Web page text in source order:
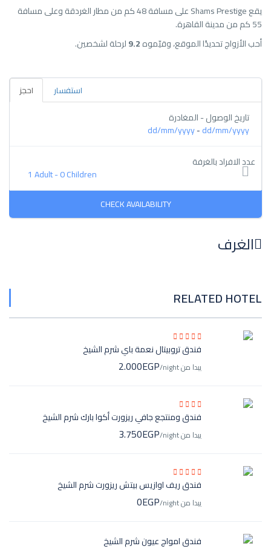
يقع Shams Prestige على مسافة 48 كم من مطار الغردقة وعلى مسافة
55 كم من مدينة القاهرة.
أحب الأزواج تحديدًا الموقع، وقيّموه9.2لرحلة لشخصين.
احجز استفسار
تاريخ الوصول - المغادرة
dd/mm/yyyy
-
dd/mm/yyyy
عدد الافراد بالغرفة
1 Adult-0 Children
الغرف
RELATED HOTEL
فندق تروبيتال نعمة باي شرم الشيخ
يبدا من 2.000EGP/night
فندق ومنتجع جافي ريزورت أكوا بارك شرم الشيخ
يبدا من 3.750EGP/night
فندق ريف اوازيس بيتش ريزورت شرم الشيخ
يبدا من 0EGP/night
فندق امواج عيون شرم الشيخ